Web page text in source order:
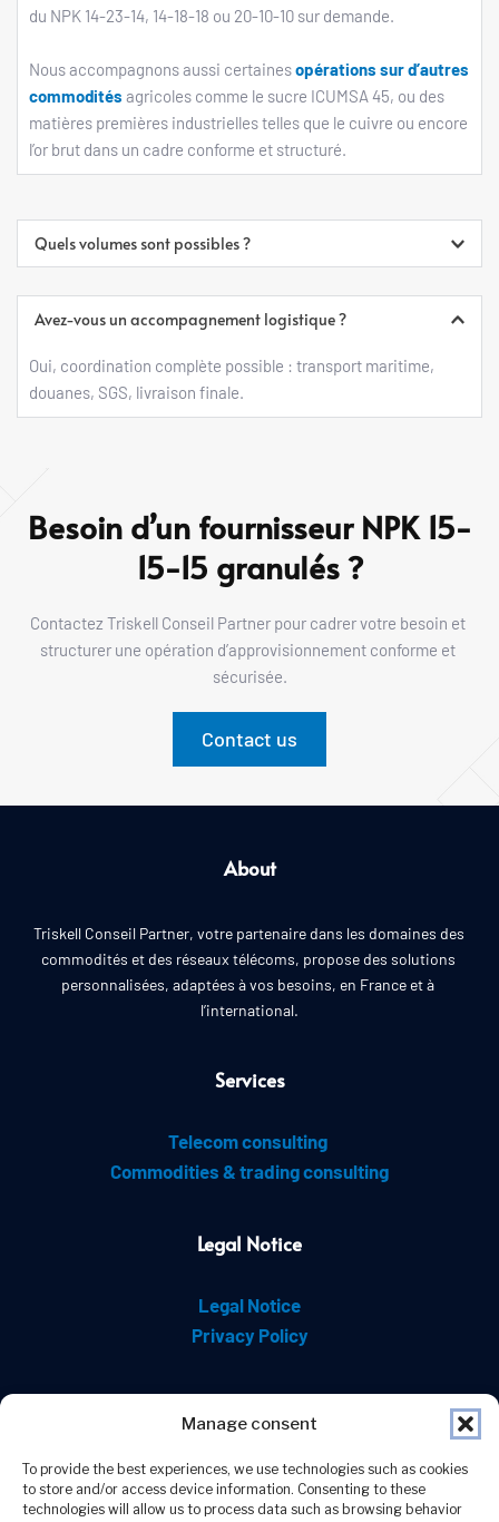
Manage consent
To provide the best experiences, we use technologies such as cookies
to store and/or access device information. Consenting to these
technologies will allow us to process data such as browsing behavior
du NPK 14-23-14, 14-18-18 ou 20-10-10 sur demande.
Nous accompagnons aussi certaines opérations sur d’autres
commodités agricoles comme le sucre ICUMSA 45, ou des
matières premières industrielles telles que le cuivre ou encore
l’or brut dans un cadre conforme et structuré.
Quels volumes sont possibles ?
ponctuelles ou récurrentes sont étudiées au cas par cas.
Oui, coordination complète possible : transport maritime,
douanes, SGS, livraison finale.
Besoin d’un fournisseur NPK 15-
15-15 granulés ?
Contactez Triskell Conseil Partner pour cadrer votre besoin et
structurer une opération d’approvisionnement conforme et
sécurisée.
Contact us
About
Triskell Conseil Partner, votre partenaire dans les domaines des
commodités et des réseaux télécoms, propose des solutions
personnalisées, adaptées à vos besoins, en France et à
l’international.
Services
Telecom consulting
Commodities & trading consulting
Legal Notice
Legal Notice
Privacy Policy